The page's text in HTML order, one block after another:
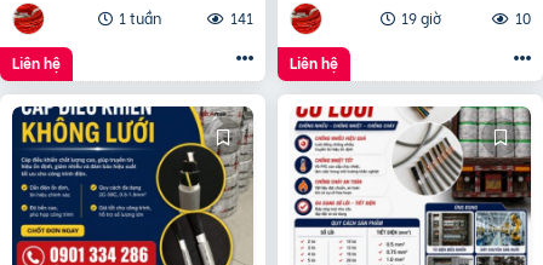
1 tuần
141
Liên hệ
19 giờ
10
Liên hệ